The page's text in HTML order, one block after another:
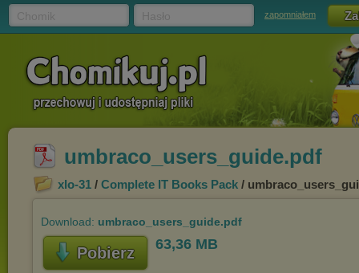
zapomniałem
umbraco_users_guide.pdf
xlo-31 / Complete IT Books Pack /
Download: umbraco_users_guide.pdf
Pobierz 63,36 MB